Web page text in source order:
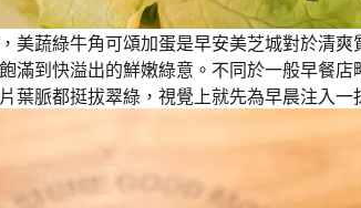
美蔬綠牛角可頌加蛋是早安美芝城對於清
滿到快溢出的鮮嫩綠意。不同於一般早餐
葉脈都挺拔翠綠，視覺上就先為早晨注入一